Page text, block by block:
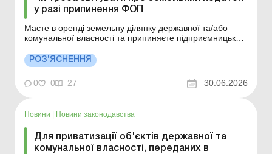
у разі припинення ФОП
Маєте в оренді земельну ділянку державної та/або
комунальної власності та припиняєте підприємницьку
землю. Більше за темою: Чи потрібно
переоформлювати право постійного користування
земельною ділянкою на право власності або оренди:
відповідає ...
РОЗ’ЯСНЕННЯ
0 0 27 30.06.2026
Новини Новини законодавства
Для приватизації об'єктів державної та
комунальної власності, переданих в